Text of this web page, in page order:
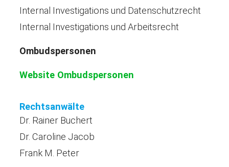
Internal Investigations und Datenschutzrecht
Internal Investigations und Arbeitsrecht
Ombudspersonen
Website Ombudspersonen
Rechtsanwälte
Dr. Rainer Buchert
Dr. Caroline Jacob
Frank M. Peter